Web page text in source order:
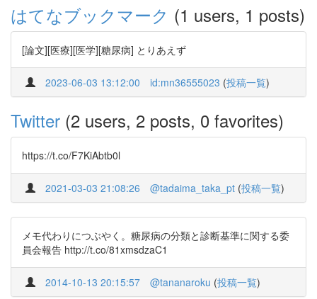
はてなブックマーク (1 users, 1 posts)
[論文][医療][医学][糖尿病] とりあえず
2023-06-03 13:12:00 id:mn36555023 (投稿一覧)
Twitter (2 users, 2 posts, 0 favorites)
https://t.co/F7KiAbtb0l
2021-03-03 21:08:26 @tadaima_taka_pt (投稿一覧)
メモ代わりにつぶやく。糖尿病の分類と診断基準に関する委
員会報告 http://t.co/81xmsdzaC1
2014-10-13 20:15:57 @tananaroku (投稿一覧)